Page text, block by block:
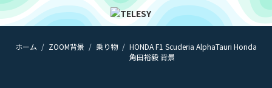
ホーム
ニュース
ホーム ZOOM背景 乗り物
HONDA F1 Scuderia AlphaTauri Honda
角田裕毅 背景